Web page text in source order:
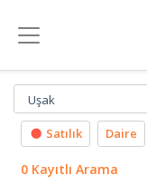
Uşak
Satılık Daire
0 Kayıtlı Arama